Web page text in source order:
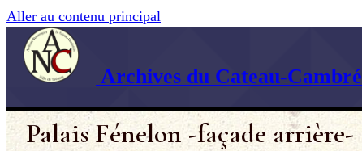
Aller au contenu principal
Archives du Cateau-
Palais Fénelon -façade